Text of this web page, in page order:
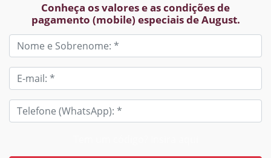
Conheça os valores e as condições de
pagamento (mobile) especiais de August.